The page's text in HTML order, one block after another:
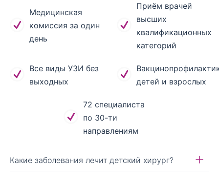
Медицинская
комиссия за один
день
Приём врачей
высших
квалификационных
категорий
Все виды УЗИ без
выходных
детей и взрослых
72 специалиста
по 30-ти
направлениям
Какие заболевания лечит детский хирург?